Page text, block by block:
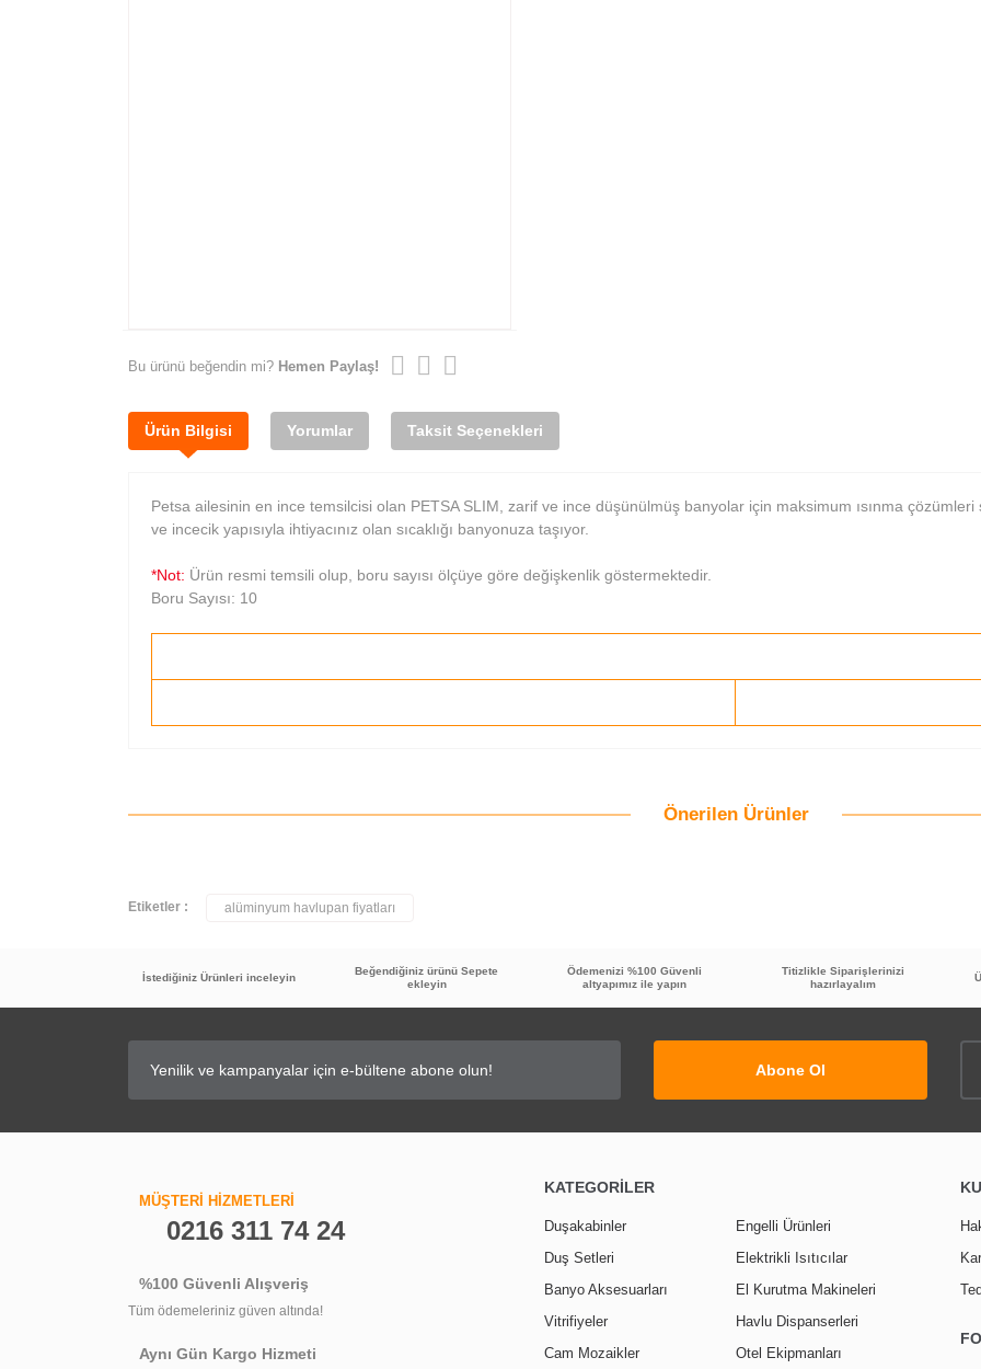
Bu ürünü beğendin mi? Hemen Paylaş!
Ürün Bilgisi Yorumlar Taksit Seçenekleri
Petsa ailesinin en ince temsilcisi olan PETSA SLIM, zarif ve ince düşünülmüş banyolar için maksimum ısınma çözümleri
ve incecik yapısıyla ihtiyacınız olan sıcaklığı banyonuza taşıyor.
*Not: Ürün resmi temsili olup, boru sayısı ölçüye göre değişkenlik göstermektedir.
Boru Sayısı: 10
Bu ürüne ilk yorumu siz yapın!
Önerilen Ürünler
İNDİRİM
Etiketler : alüminyum havlupan fiyatları
İstediğiniz Ürünleri inceleyin
Beğendiğiniz ürünü Sepete
ekleyin
Ödemenizi %100 Güvenli
altyapımız ile yapın
Titizlikle Siparişlerinizi
hazırlayalım
Abone Ol
MÜŞTERİ HİZMETLERİ
0216 311 74 24
%100 Güvenli Alışveriş
Tüm ödemeleriniz güven altında!
Aynı Gün Kargo Hizmeti
KATEGORİLER
Duşakabinler
Duş Setleri
Banyo Aksesuarları
Vitrifiyeler
Cam Mozaikler
Engelli Ürünleri
Elektrikli Isıtıcılar
El Kurutma Makineleri
Havlu Dispanserleri
Otel Ekipmanları